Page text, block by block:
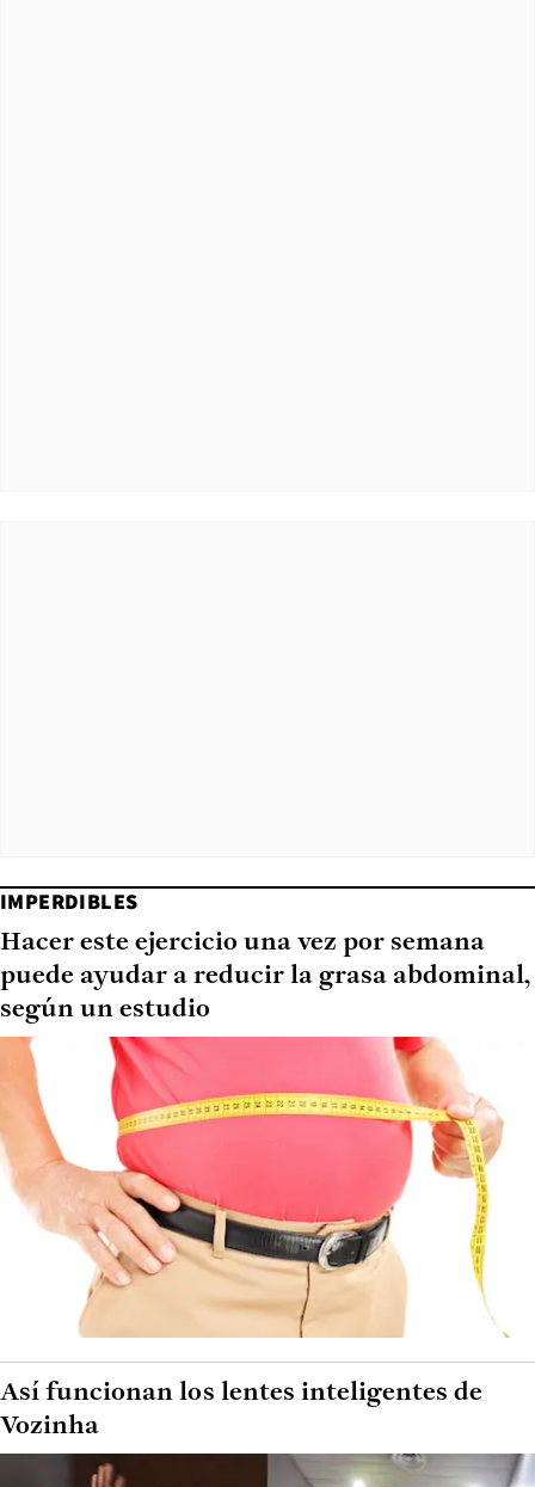
IMPERDIBLES
Hacer este ejercicio una vez por semana
puede ayudar a reducir la grasa abdominal,
según un estudio
Así funcionan los lentes inteligentes de
Vozinha